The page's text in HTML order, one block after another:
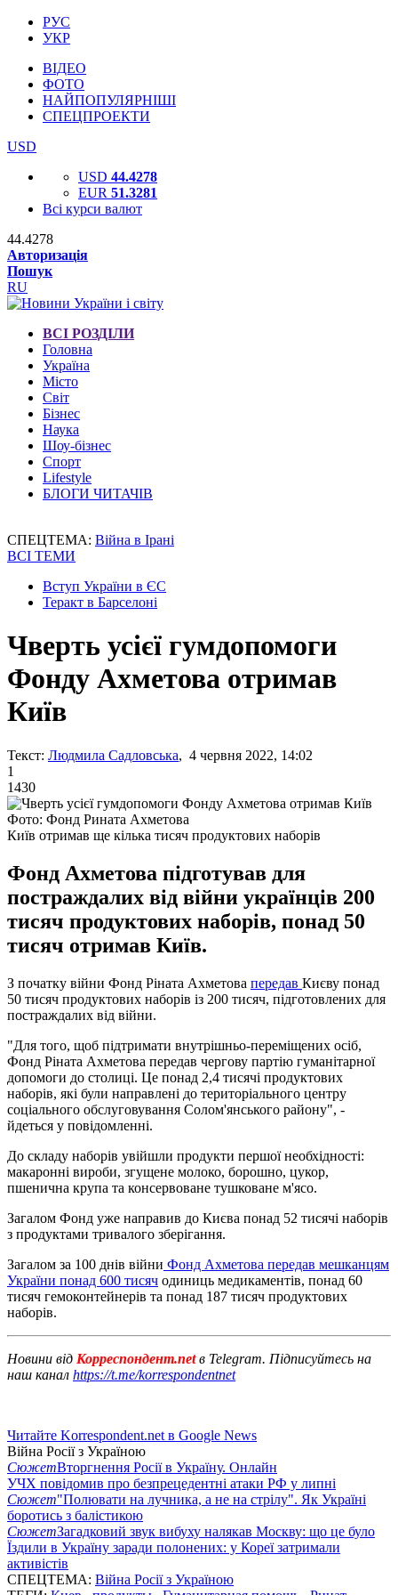
РУС
УКР
ВІДЕО
ФОТО
НАЙПОПУЛЯРНІШІ
СПЕЦПРОЕКТИ
USD
USD 44.4278
EUR 51.3281
Всі курси валют
44.4278
Авторизація
Пошук
RU
ВСІ РОЗДІЛИ
Головна
Україна
Місто
Світ
Бізнес
Наука
Шоу-бізнес
Спорт
Lifestyle
БЛОГИ ЧИТАЧІВ
СПЕЦТЕМА: Війна в Ірані
ВСІ ТЕМИ
Вступ України в ЄС
Теракт в Барселоні
Чверть усієї гумдопомоги
Фонду Ахметова отримав
Київ
Текст: Людмила Садловська, 4 червня 2022, 14:02
1
1430
Фото: Фонд Рината Ахметова
Київ отримав ще кілька тисяч продуктових наборів
Фонд Ахметова підготував для
постраждалих від війни українців 200
тисяч продуктових наборів, понад 50
тисяч отримав Київ.
З початку війни Фонд Ріната Ахметова передав Києву понад
50 тисяч продуктових наборів із 200 тисяч, підготовлених для
постраждалих від війни.
"Для того, щоб підтримати внутрішньо-переміщених осіб,
Фонд Ріната Ахметова передав чергову партію гуманітарної
допомоги до столиці. Це понад 2,4 тисячі продуктових
наборів, які були направлені до територіального центру
соціального обслуговування Солом'янського району", -
йдеться у повідомленні.
До складу наборів увійшли продукти першої необхідності:
макаронні вироби, згущене молоко, борошно, цукор,
пшенична крупа та консервоване тушковане м'ясо.
Загалом Фонд уже направив до Києва понад 52 тисячі наборів
з продуктами тривалого зберігання.
Загалом за 100 днів війни Фонд Ахметова передав мешканцям
України понад 600 тисяч одиниць медикаментів, понад 60
тисяч гемоконтейнерів та понад 187 тисяч продуктових
наборів.
Новини від Корреспондент.netв Telegram. Підписуйтесь на
наш канал https://t.me/korrespondentnet
Читайте Korrespondent.net в Google News
Війна Росії з Україною
СюжетВторгнення Росії в Україну. Онлайн
УЧХ повідомив про безпрецедентні атаки РФ у липні
Сюжет"Полювати на лучника, а не на стрілу". Як Україні
боротись з балістикою
СюжетЗагадковий звук вибуху налякав Москву: що це було
Їздили в Україну заради полонених: у Кореї затримали
активістів
СПЕЦТЕМА: Війна Росії з Україною